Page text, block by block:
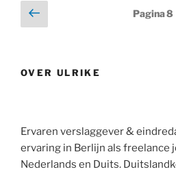
Berichten
paginering
Vorige
pagina
Pagina8
OVER ULRIKE
Ervaren verslaggever &
ervaring in Berlijn als freelance
Nederlands en Duits.